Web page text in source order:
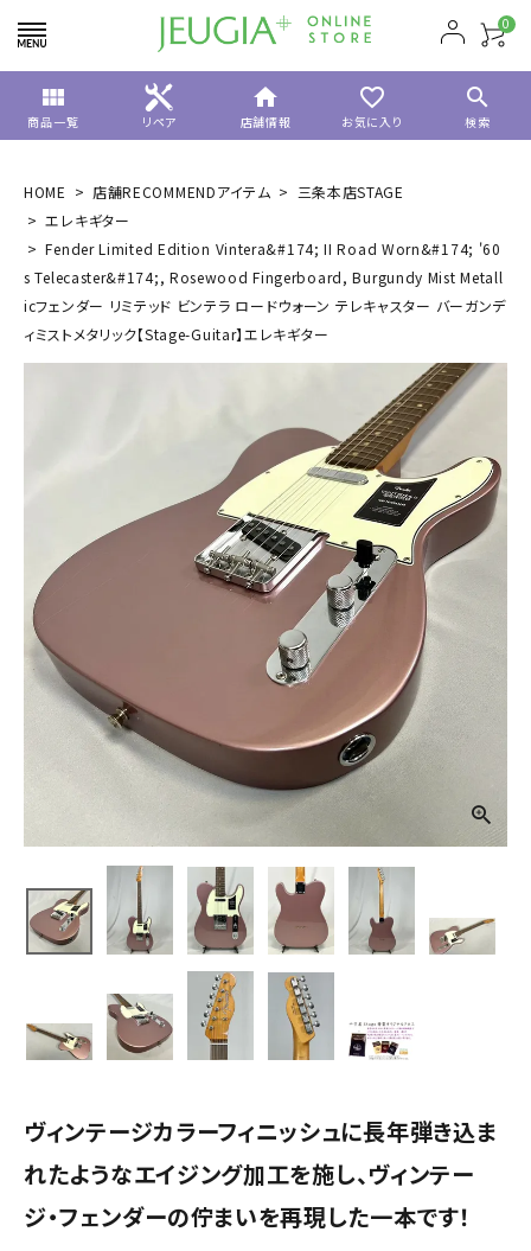
0
view_module
商品一覧 リペア
home
店舗情報
favorite_border
お気に入り
search
検索
HOME 店舗RECOMMENDアイテム
三条本店STAGE
エレキギター
Fender Limited Edition Vintera&#174; II Road Worn&#174; '60
s Telecaster&#174;, Rosewood Fingerboard, Burgundy Mist Metall
icフェンダー リミテッド ビンテラ ロードウォーン テレキャスター バーガンデ
ィミストメタリック【Stage-Guitar】エレキギター
ヴィンテージカラーフィニッシュに長年弾き込ま
れたようなエイジング加工を施し、ヴィンテー
ジ・フェンダーの佇まいを再現した一本です！